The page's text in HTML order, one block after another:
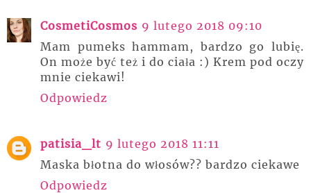
CosmetiCosmos 9 lutego 2018 09:10
Mam pumeks hammam, bardzo go lubię.
On może być też i do ciała :) Krem pod oczy
mnie ciekawi!
Odpowiedz
patisia_lt 9 lutego 2018 11:11
Maska błotna do włosów?? bardzo ciekawe
Odpowiedz